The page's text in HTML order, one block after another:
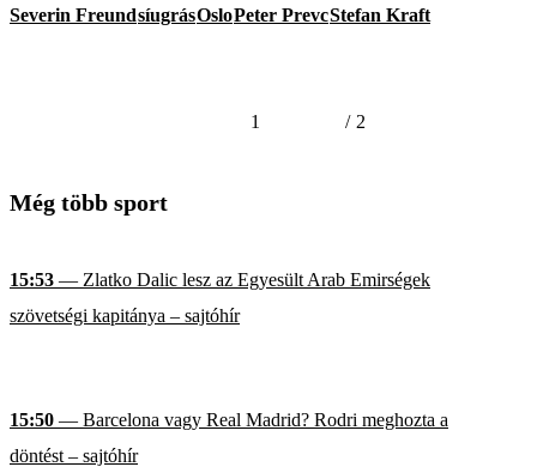
Severin FreundsíugrásOsloPeter PrevcStefan Kraft
1 / 2
Még több sport
15:53 — Zlatko Dalic lesz az Egyesült Arab Emirségek
szövetségi kapitánya – sajtóhír
15:50 — Barcelona vagy Real Madrid? Rodri meghozta a
döntést – sajtóhír